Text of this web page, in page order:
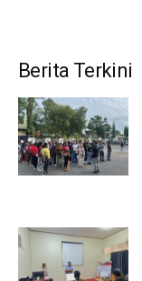
Berita Terkini